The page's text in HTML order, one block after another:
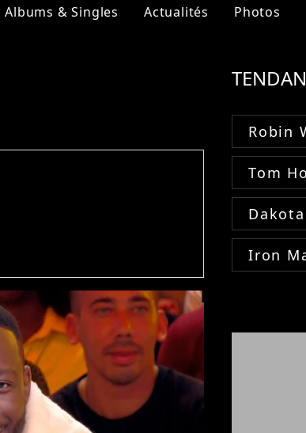
Albums & Singles Actualités Photos
Robin
Tom
Iron